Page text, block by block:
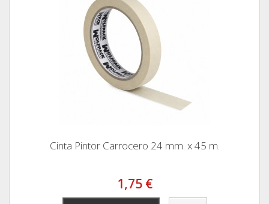
Cinta Pintor Carrocero 24 mm. x 45 m.
1,75 €